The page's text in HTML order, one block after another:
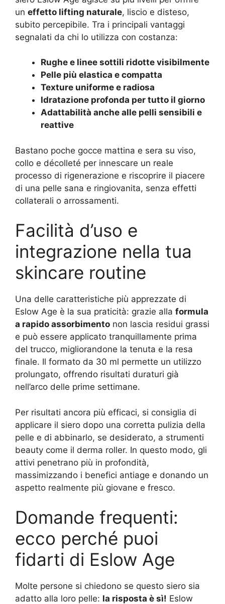
un effetto lifting naturale, liscio e disteso,
subito percepibile. Tra i principali vantaggi
segnalati da chi lo utilizza con costanza:
Rughe e linee sottili ridotte visibilmente
Pelle più elastica e compatta
Texture uniforme e radiosa
Idratazione profonda per tutto il giorno
Adattabilità anche alle pelli sensibili e
reattive
Bastano poche gocce mattina e sera su viso,
collo e décolleté per innescare un reale
processo di rigenerazione e riscoprire il piacere
di una pelle sana e ringiovanita, senza effetti
collaterali o arrossamenti.
Facilità d’uso e
integrazione nella tua
skincare routine
Una delle caratteristiche più apprezzate di
Eslow Age è la sua praticità: grazie alla formula
a rapido assorbimento non lascia residui grassi
e può essere applicato tranquillamente prima
del trucco, migliorandone la tenuta e la resa
finale. Il formato da 30 ml permette un utilizzo
prolungato, offrendo risultati duraturi già
nell’arco delle prime settimane.
Per risultati ancora più efficaci, si consiglia di
applicare il siero dopo una corretta pulizia della
pelle e di abbinarlo, se desiderato, a strumenti
beauty come il derma roller. In questo modo, gli
attivi penetrano più in profondità,
massimizzando i benefici antiage e donando un
aspetto realmente più giovane e fresco.
Domande frequenti:
ecco perché puoi
fidarti di Eslow Age
Molte persone si chiedono se questo siero sia
adatto alla loro pelle: la risposta è sì! Eslow